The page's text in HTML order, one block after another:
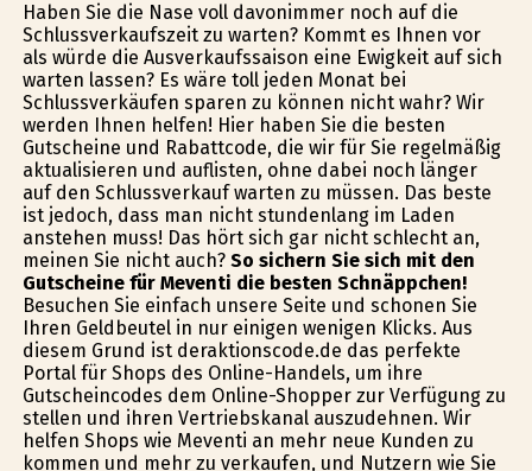
Haben Sie die Nase voll davonimmer noch auf die
Schlussverkaufszeit zu warten? Kommt es Ihnen vor
als würde die Ausverkaufssaison eine Ewigkeit auf sich
warten lassen? Es wäre toll jeden Monat bei
Schlussverkäufen sparen zu können nicht wahr? Wir
werden Ihnen helfen! Hier haben Sie die besten
Gutscheine und Rabattcode, die wir für Sie regelmäßig
aktualisieren und auflisten, ohne dabei noch länger
auf den Schlussverkauf warten zu müssen. Das beste
ist jedoch, dass man nicht stundenlang im Laden
anstehen muss! Das hört sich gar nicht schlecht an,
meinen Sie nicht auch? So sichern Sie sich mit den
Gutscheine für Meventi die besten Schnäppchen!
Besuchen Sie einfach unsere Seite und schonen Sie
Ihren Geldbeutel in nur einigen wenigen Klicks. Aus
diesem Grund ist deraktionscode.de das perfekte
Portal für Shops des Online-Handels, um ihre
Gutscheincodes dem Online-Shopper zur Verfügung zu
stellen und ihren Vertriebskanal auszudehnen. Wir
helfen Shops wie Meventi an mehr neue Kunden zu
kommen und mehr zu verkaufen, und Nutzern wie Sie